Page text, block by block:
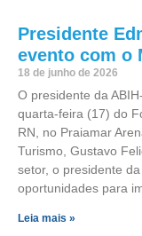
Presidente
evento com o
18 de junho de 2026
O presidente da
quarta-feira (17) do
RN, no Praiamar
Turismo, Gustavo
setor, o presidente
oportunidades para
Leia mais »